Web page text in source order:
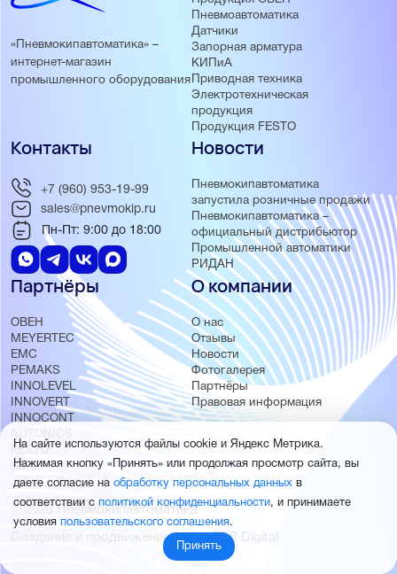
«Пневмокипавтоматика» –
интернет-магазин
промышленного оборудования
Пневмоавтоматика
Датчики
Запорная арматура
КИПиА
Приводная техника
Электротехническая
продукция
Продукция FESTO
Новости
Пневмокипавтоматика
запустила розничные продажи
Пневмокипавтоматика –
официальный дистрибьютор
Промышленной автоматики
РИДАН
Партнёры
ОВЕН
MEYERTEC
EMC
PEMAKS
INNOLEVEL
INNOVERT
INNOCONT
AUTONICS
FESTO
SMC
О компании
О нас
Отзывы
Новости
Фотогалерея
Партнёры
Правовая информация
Контакты
+7 (960) 953-19-99
sales@pnevmokip.ru
Пн-Пт: 9:00 до 18:00
© 2026 Пневмокипавтоматика
Создание и продвижение сайта BTB Digital
На сайте используются файлы cookie и Яндекс Метрика.
Нажимая кнопку «Принять» или продолжая просмотр сайта, вы
даете согласие на обработку персональных данных в
соответствии с политикой конфиденциальности, и принимаете
условия пользовательского соглашения.
Принять